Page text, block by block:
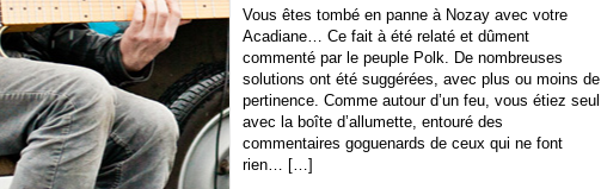
Vous êtes tombé en panne à Nozay avec votre
Acadiane… Ce fait à été relaté et dûment
commenté par le peuple Polk. De nombreuses
solutions ont été suggérées, avec plus ou moins de
pertinence. Comme autour d’un feu, vous étiez seul
avec la boîte d’allumette, entouré des
commentaires goguenards de ceux qui ne font
rien… […]